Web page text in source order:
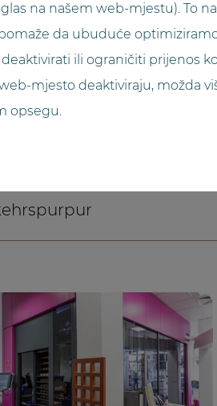
na našem web-mjestu). To
da ubuduće
ili ograničiti prijenos
mjesto deaktiviraju, možda
opsegu.